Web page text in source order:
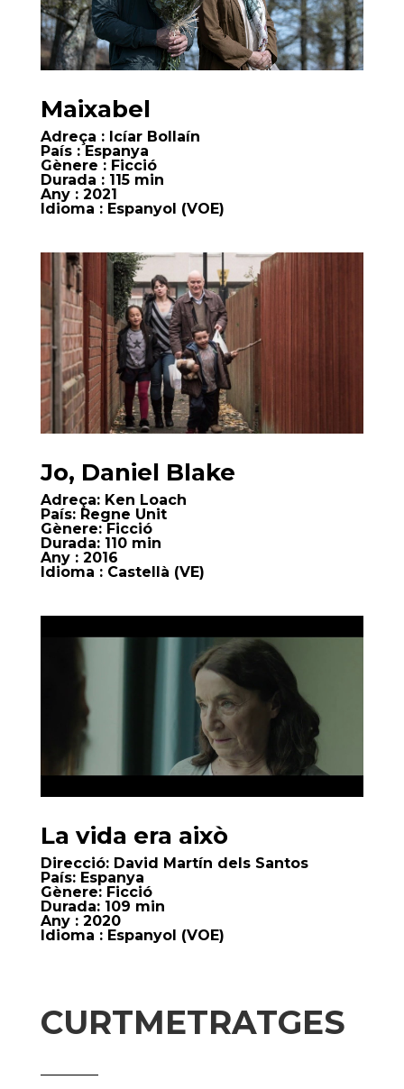
Maixabel
Adreça : Icíar Bollaín
País: Espanya
Gènere : Ficció
Durada : 115 min
Any: 2021
Idioma : Espanyol (VOE)
Jo, Daniel Blake
Adreça:Ken Loach
País:Regne Unit
Gènere:Ficció
Durada:110 min
Any: 2016
Idioma : Castellà (VE)
La vida era això
Direcció:David Martín dels Santos
País:Espanya
Gènere:Ficció
Durada:109 min
Any: 2020
Idioma : Espanyol (VOE)
CURTMETRATGES